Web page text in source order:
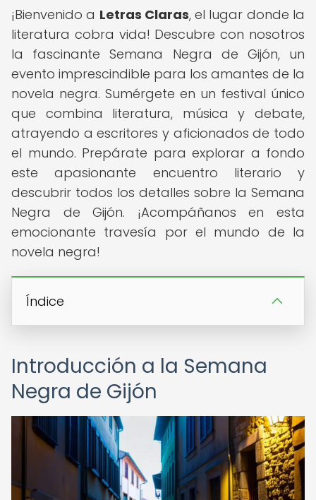
¡Bienvenido a Letras Claras, el lugar donde la
literatura cobra vida! Descubre con nosotros
la fascinante Semana Negra de Gijón, un
evento imprescindible para los amantes de la
novela negra. Sumérgete en un festival único
que combina literatura, música y debate,
atrayendo a escritores y aficionados de todo
el mundo. Prepárate para explorar a fondo
este apasionante encuentro literario y
descubrir todos los detalles sobre la Semana
Negra de Gijón. ¡Acompáñanos en esta
emocionante travesía por el mundo de la
novela negra!
Índice
Introducción a la Semana
Negra de Gijón